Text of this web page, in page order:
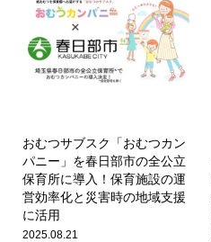
おむつサブスク「おむつカン
パニー」を春日部市の全公立
保育所に導入！保育施設の運
営効率化と災害時の地域支援
に活用
2025.08.21